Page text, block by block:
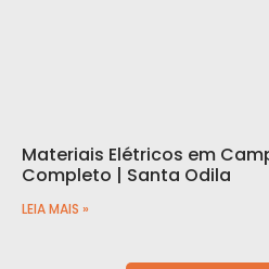
Materiais Elétricos em
Completo | Santa Odila
LEIA MAIS »